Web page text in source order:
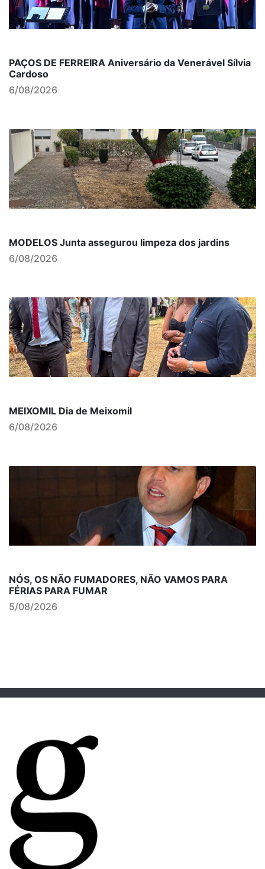
PAÇOS DE FERREIRA Aniversário da Venerável Sílvia
Cardoso
6/08/2026
MODELOS Junta assegurou limpeza dos jardins
6/08/2026
MEIXOMIL Dia de Meixomil
6/08/2026
NÓS, OS NÃO FUMADORES, NÃO VAMOS PARA
FÉRIAS PARA FUMAR
5/08/2026